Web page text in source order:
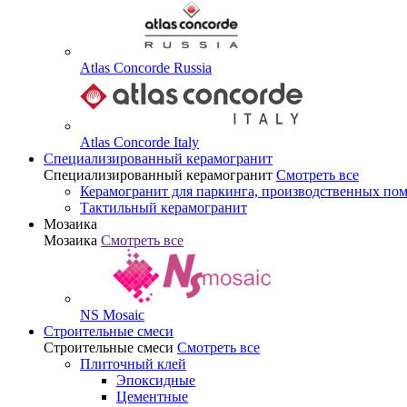
Atlas Concorde Russia
Atlas Concorde Italy
Специализированный керамогранит
Специализированный керамогранит Смотреть все
Керамогранит для паркинга, производственных
Тактильный керамогранит
Мозаика
Мозаика Смотреть все
NS Mosaic
Строительные смеси
Строительные смеси Смотреть все
Плиточный клей
Эпоксидные
Цементные